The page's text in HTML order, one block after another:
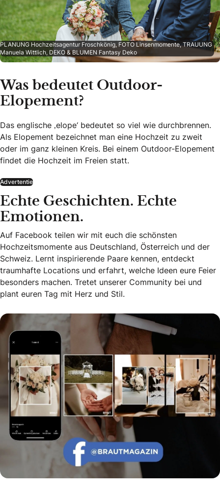
PLANUNG Hochzeitsagentur Froschkönig, FOTO Linsenmomente, TRAUUNG
Manuela Wittlich, DEKO & BLUMEN Fantasy Deko
Was bedeutet Outdoor-
Elopement?
Das englische ‚elope‘ bedeutet so viel wie durchbrennen.
Als Elopement bezeichnet man eine Hochzeit zu zweit
oder im ganz kleinen Kreis. Bei einem Outdoor-Elopement
findet die Hochzeit im Freien statt.
Advertentie
Echte Geschichten. Echte
Emotionen.
Auf Facebook teilen wir mit euch die schönsten
Hochzeitsmomente aus Deutschland, Österreich und der
Schweiz. Lernt inspirierende Paare kennen, entdeckt
traumhafte Locations und erfahrt, welche Ideen eure Feier
besonders machen. Tretet unserer Community bei und
plant euren Tag mit Herz und Stil.
Echte Geschichten. Echte Emotionen.